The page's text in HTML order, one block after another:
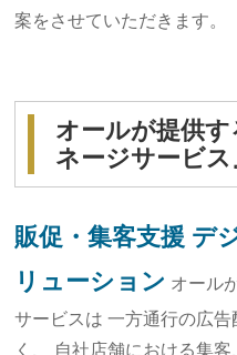
案をさせていただきます。
オールが提供
ネージサービス
販促・集客支援 デ
リューション オール
サービスは 一方通行の広
く、
自社店舗における集